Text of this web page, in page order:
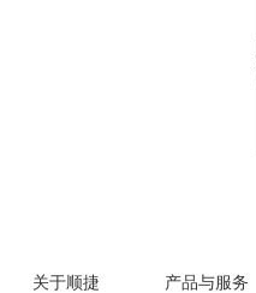
关于顺捷
产品与服务